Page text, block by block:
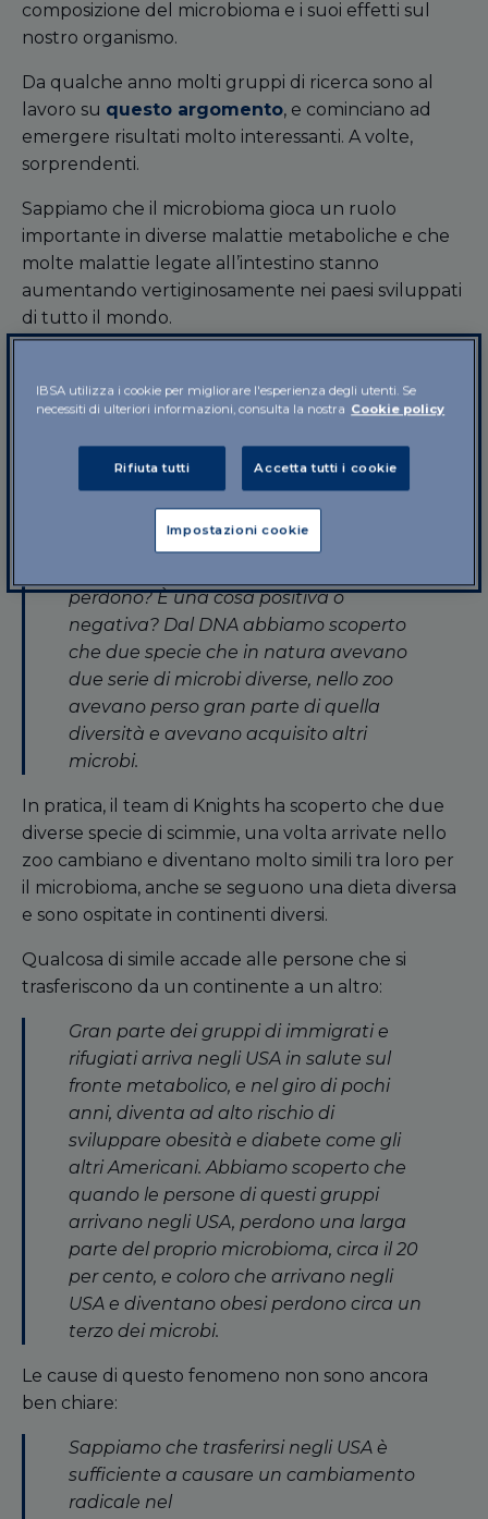
composizione del microbioma e i suoi effetti sul
nostro organismo.
Da qualche anno molti gruppi di ricerca sono al
lavoro su questo argomento, e cominciano ad
emergere risultati molto interessanti. A volte,
sorprendenti.
Sappiamo che il microbioma gioca un ruolo
importante in diverse malattie metaboliche e che
molte malattie legate all’intestino stanno
aumentando vertiginosamente nei paesi sviluppati
di tutto il mondo.
in quali condizioni e in che modo cambia il
microbioma nei primati non umani, le scimmie:
Volevamo scoprire cosa succede al
microbioma delle scimmie quando
vengono trasferite dalla giungla a uno
zoo. Il loro microbioma cambia?
perdono? È una cosa positiva o
negativa? Dal DNA abbiamo scoperto
che due specie che in natura avevano
due serie di microbi diverse, nello zoo
avevano perso gran parte di quella
diversità e avevano acquisito altri
microbi.
In pratica, il team di Knights ha scoperto che due
diverse specie di scimmie, una volta arrivate nello
zoo cambiano e diventano molto simili tra loro per
il microbioma, anche se seguono una dieta diversa
e sono ospitate in continenti diversi.
Qualcosa di simile accade alle persone che si
trasferiscono da un continente a un altro:
Gran parte dei gruppi di immigrati e
rifugiati arriva negli USA in salute sul
fronte metabolico, e nel giro di pochi
anni, diventa ad alto rischio di
sviluppare obesità e diabete come gli
altri Americani. Abbiamo scoperto che
quando le persone di questi gruppi
arrivano negli USA, perdono una larga
parte del proprio microbioma, circa il 20
per cento, e coloro che arrivano negli
USA e diventano obesi perdono circa un
terzo dei microbi.
Le cause di questo fenomeno non sono ancora
ben chiare:
Sappiamo che trasferirsi negli USA è
sufficiente a causare un cambiamento
radicale nel
IBSA utilizza i cookie per migliorare l'esperienza degli utenti. Se
necessiti di ulteriori informazioni, consulta la nostra Cookie policy
Rifiuta tutti Accetta tutti i cookie
Impostazioni cookie